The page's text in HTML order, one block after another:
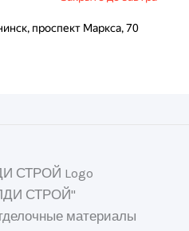
СТРОЙ"
материалы